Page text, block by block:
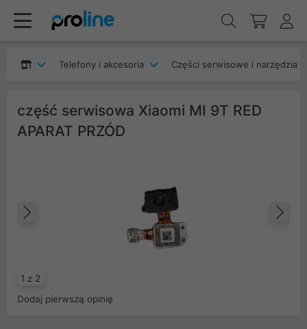
Telefony i akcesoria Części serwisowe i narzędzia
część serwisowa Xiaomi MI 9T RED
APARAT PRZÓD
1 z 2
Poprzedni
Dodaj pierwszą opinię